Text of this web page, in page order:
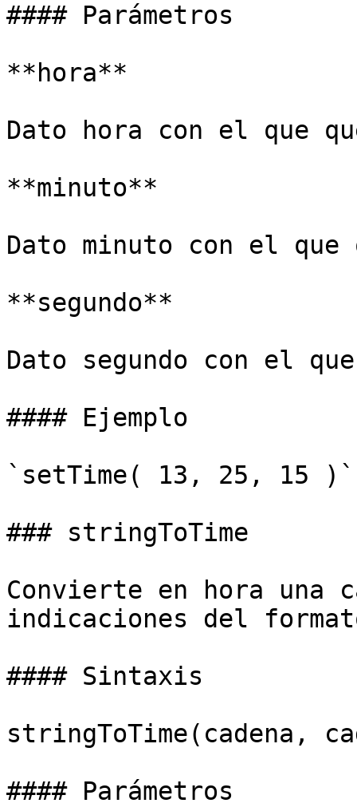
#### Parámetros
**hora**
Dato hora con el que
**minuto**
Dato minuto con el que
**segundo**
Dato segundo con el
#### Ejemplo
`setTime( 13, 25, 15
### stringToTime
Convierte en hora una
indicaciones del
#### Sintaxis
stringToTime(cadena,
#### Parámetros